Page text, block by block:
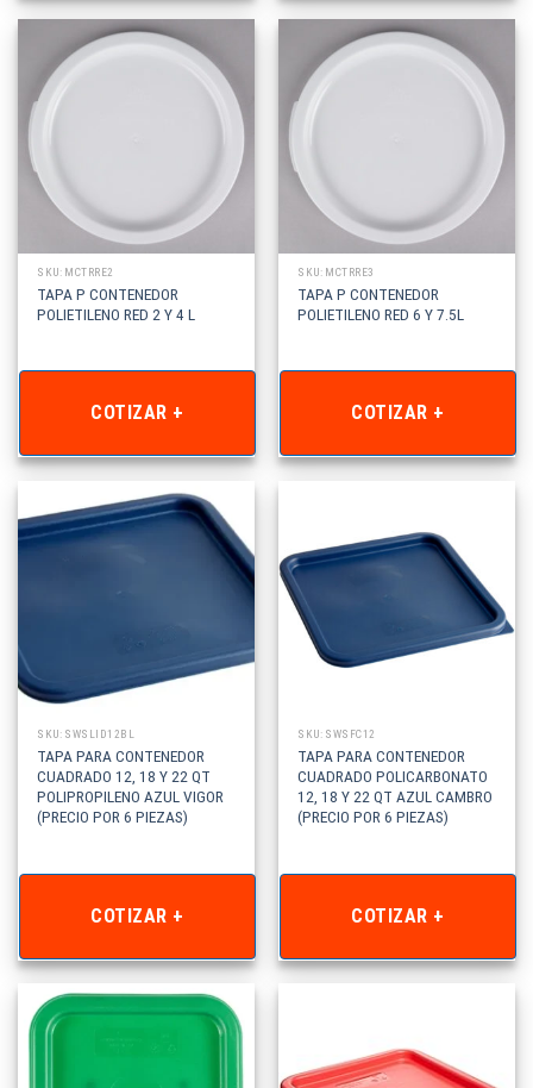
SKU: MCTRRE2
TAPA P CONTENEDOR
POLIETILENO RED 2 Y 4 L
COTIZAR +
SKU: MCTRRE3
TAPA P CONTENEDOR
POLIETILENO RED 6 Y 7.5L
COTIZAR +
SKU: SWSLID12BL
TAPA PARA CONTENEDOR
CUADRADO 12, 18 Y 22 QT
POLIPROPILENO AZUL VIGOR
(PRECIO POR 6 PIEZAS)
COTIZAR +
SKU: SWSFC12
TAPA PARA CONTENEDOR
CUADRADO POLICARBONATO
12, 18 Y 22 QT AZUL CAMBRO
(PRECIO POR 6 PIEZAS)
COTIZAR +